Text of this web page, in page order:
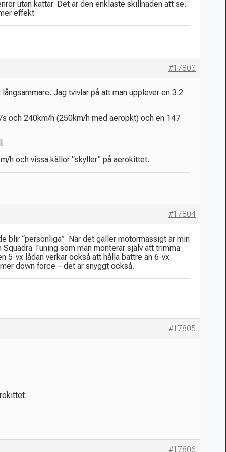
utan kattar. Det är den enklaste skillnaden att se.
effekt
#17803
Jag tvivlar på att man upplever en 3.2
och 240km/h (250km/h med aeropkt) och en 147
h och vissa källor “skyller” på aerokittet.
#17804
blir “personliga”. När det gäller motormässigt är min
Tuning som man monterar själv att trimma
5-vx lådan verkar också att hålla bättre än 6-vx.
down force – det är snyggt också.
#17805
#17806